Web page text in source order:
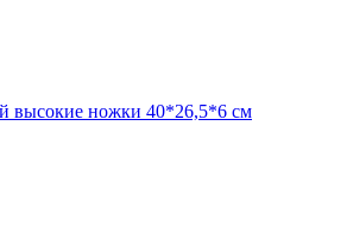
высокие ножки 40*26,5*6 см